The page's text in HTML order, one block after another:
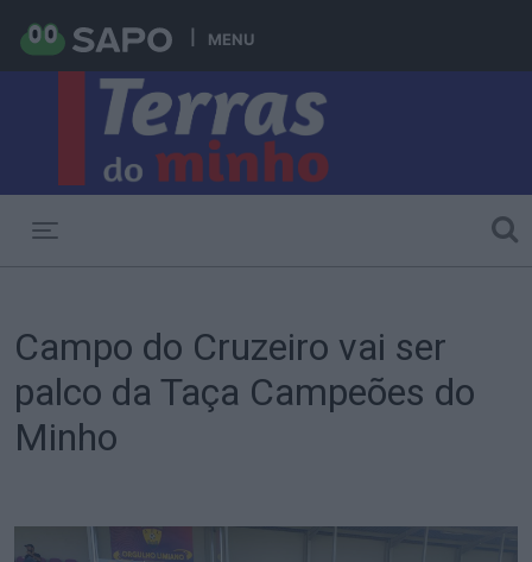
MENU
Campo do Cruzeiro vai ser
palco da Taça Campeões do
Minho